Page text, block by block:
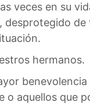
veces en su
hermanos.
o aquellos que